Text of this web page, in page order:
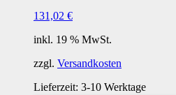
131,02 €
inkl. 19 % MwSt.
zzgl. Versandkosten
Lieferzeit: 3-10 Werktage